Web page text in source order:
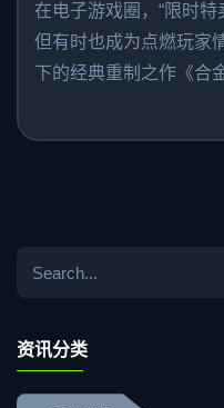
在电子游戏圈，“限时特
但有时也成为点燃玩家
下的经典重制之作《合
资讯分类